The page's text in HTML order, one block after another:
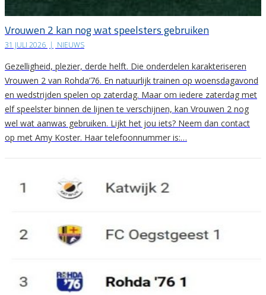
Vrouwen 2 kan nog wat speelsters gebruiken
31 JULI 2026 | NIEUWS
Gezelligheid, plezier, derde helft. Die onderdelen karakteriseren
Vrouwen 2 van Rohda’76. En natuurlijk trainen op woensdagavond
en wedstrijden spelen op zaterdag. Maar om iedere zaterdag met
elf speelster binnen de lijnen te verschijnen, kan Vrouwen 2 nog
wel wat aanwas gebruiken. Lijkt het jou iets? Neem dan contact
op met Amy Koster. Haar telefoonnummer is:…